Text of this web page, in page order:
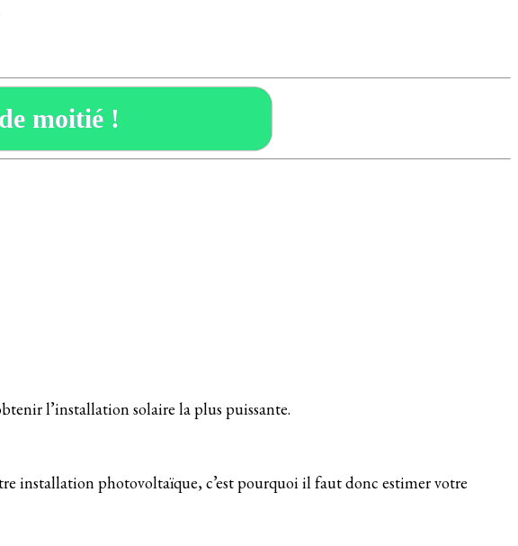
moitié !
l’installation solaire la plus puissante.
installation photovoltaïque, c’est pourquoi il faut donc estimer votre